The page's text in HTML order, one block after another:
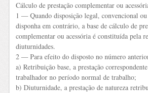
Cálculo de prestação complementar ou
1 — Quando disposição legal, convencional
disponha em contrário, a base de cálculo de
complementar ou acessória é constituída pela
diuturnidades.
2 — Para efeito do disposto no número
a) Retribuição base, a prestação
trabalhador no período normal de trabalho;
b) Diuturnidade, a prestação de natureza